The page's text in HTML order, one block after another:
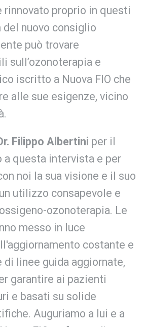
proprio in questi
del nuovo consiglio
può trovare
sull’ozonoterapia e
iscritto a Nuova FIO che
alle sue esigenze, vicino
Filippo Albertini per il
a questa intervista e per
noi la sua visione e il suo
utilizzo consapevole e
ozonoterapia. Le
messo in luce
costante e
linee guida aggiornate,
garantire ai pazienti
e basati su solide
Auguriamo a lui e a